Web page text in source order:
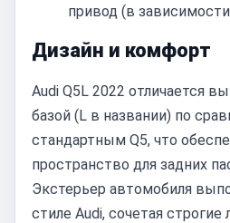
привод (в
Дизайн и комфорт
Audi Q5L 2022 отличается
базой (L в названии) по
стандартным Q5, что
пространство для задних
Экстерьер автомобиля
стиле Audi, сочетая